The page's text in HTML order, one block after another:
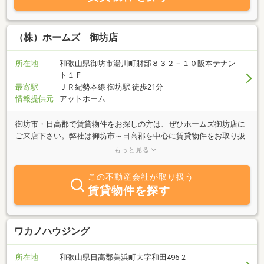
（株）ホームズ 御坊店
所在地
和歌山県御坊市湯川町財部８３２－１０阪本テナン
ト１Ｆ
最寄駅
ＪＲ紀勢本線 御坊駅 徒歩21分
情報提供元
アットホーム
御坊市・日高郡で賃貸物件をお探しの方は、ぜひホームズ御坊店に
ご来店下さい。弊社は御坊市～日高郡を中心に賃貸物件をお取り扱
いしております。お客様第一の地域密着型店舗としてきめ細かい対
力でお部屋探しをお手伝いさせて頂きます。スタッフ一同、皆様の
ご来店を心よりお待ちしております。
もっと見る
この不動産会社が取り扱う
賃貸物件を探す
ワカノハウジング
所在地 和歌山県日高郡美浜町大字和田496-2